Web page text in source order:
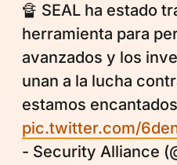
🔏 SEAL ha estado
herramienta para
avanzados y los
unan a la lucha
estamos
pic.twitter.com/
- Security Alliance